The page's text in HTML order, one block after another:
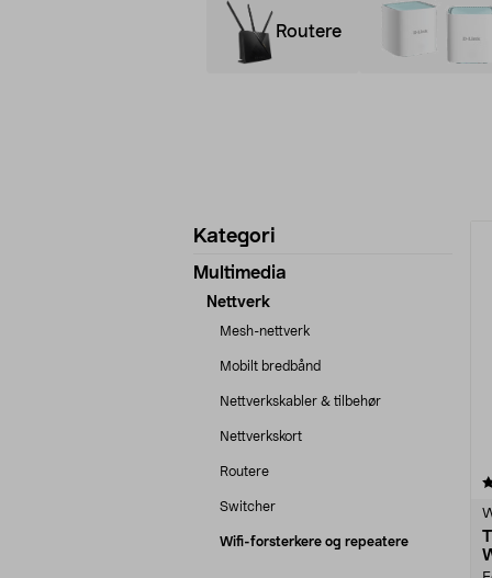
Routere
Avgrens
produkter
Kategori
Multimedia
Nettverk
Mesh-nettverk
Mobilt bredbånd
Nettverkskabler & tilbehør
Nettverkskort
Routere
Switcher
Wifi-forsterkere og repeatere